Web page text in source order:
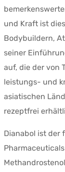
und Kraft ist
Bodybuildern,
seiner
auf, die der von
leistungs- und
asiatischen
rezeptfrei
Dianabol ist der